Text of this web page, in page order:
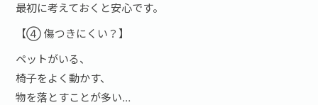
最初に考えておくと安心です。
【④ 傷つきにくい？】
ペットがいる、
椅子をよく動かす、
物を落とすことが多い…